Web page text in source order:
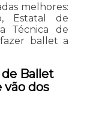
melhores:
Estatal de
Técnica de
ballet a
Ballet
vão dos